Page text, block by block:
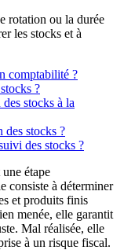
rotation ou la durée
les stocks et à
comptabilité ?
?
stocks à la
des stocks ?
des stocks ?
une étape
consiste à déterminer
et produits finis
menée, elle garantit
Mal réalisée, elle
à un risque fiscal.